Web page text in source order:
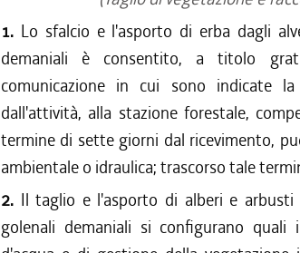
dal 13/01/2016 al 12/08/2016
dal 01/10/2015 al 12/01/2016
dal 21/05/2015 al 30/09/2015
1. Lo sfalcio e l'asporto di erba dagli
demaniali è consentito, a titolo
comunicazione in cui sono indicate
dall'attività, alla stazione forestale,
termine di sette giorni dal ricevimento,
ambientale o idraulica; trascorso tale
2. Il taglio e l'asporto di alberi e arbusti
golenali demaniali si configurano